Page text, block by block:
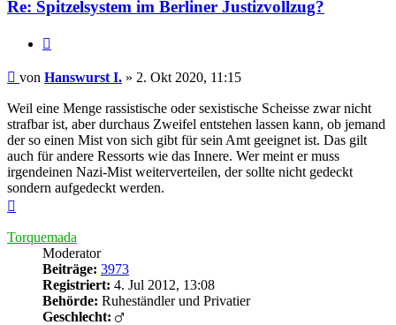
Re: Spitzelsystem im Berliner Justizvollzug?
Beitrag
von Hanswurst I. » 2. Okt 2020, 11:15
Weil eine Menge rassistische oder sexistische Scheisse zwar nicht
strafbar ist, aber durchaus Zweifel entstehen lassen kann, ob jemand
der so einen Mist von sich gibt für sein Amt geeignet ist. Das gilt
auch für andere Ressorts wie das Innere. Wer meint er muss
irgendeinen Nazi-Mist weiterverteilen, der sollte nicht gedeckt
sondern aufgedeckt werden.
Torquemada
Moderator
Beiträge: 3973
Registriert: 4. Jul 2012, 13:08
Behörde: Ruheständler und Privatier
Geschlecht: